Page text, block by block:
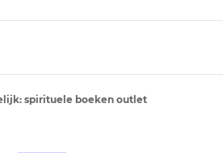
spirituele boeken outlet